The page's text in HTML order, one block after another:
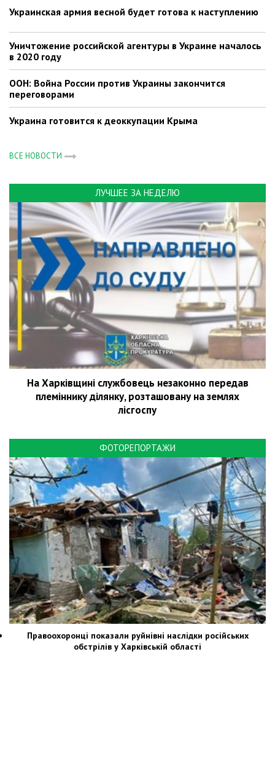
Украинская армия весной будет готова к наступлению
Уничтожение российской агентуры в Украине началось
в 2020 году
ООН: Война России против Украины закончится
переговорами
Украина готовится к деоккупации Крыма
ВСЕ НОВОСТИ
ЛУЧШЕЕ ЗА НЕДЕЛЮ
На Харківщині службовець незаконно передав
племіннику ділянку, розташовану на землях
лісгоспу
ФОТОРЕПОРТАЖИ
Правоохоронці показали руйнівні наслідки російських
обстрілів у Харківській області